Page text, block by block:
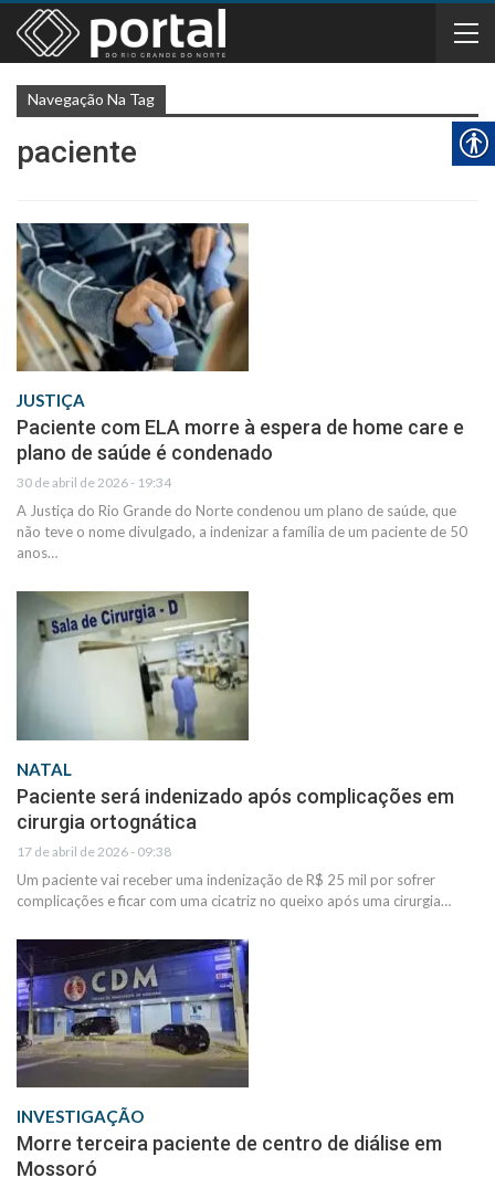
Navegação Na Tag
paciente
JUSTIÇA
Paciente com ELA morre à espera de home care e
plano de saúde é condenado
30 de abril de 2026 - 19:34
A Justiça do Rio Grande do Norte condenou um plano de saúde, que
não teve o nome divulgado, a indenizar a família de um paciente de 50
anos…
NATAL
Paciente será indenizado após complicações em
cirurgia ortognática
17 de abril de 2026 - 09:38
Um paciente vai receber uma indenização de R$ 25 mil por sofrer
complicações e ficar com uma cicatriz no queixo após uma cirurgia…
INVESTIGAÇÃO
Morre terceira paciente de centro de diálise em
Mossoró